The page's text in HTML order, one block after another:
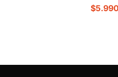
$5.990